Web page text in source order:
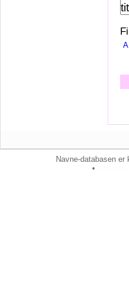
A
Navne-databasen
•